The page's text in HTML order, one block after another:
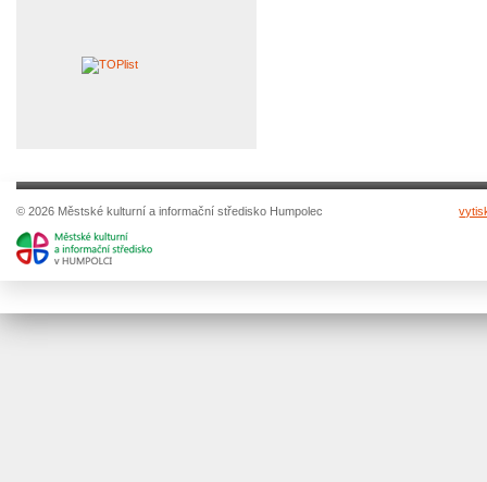
© 2026 Městské kulturní a informační středisko Humpolec